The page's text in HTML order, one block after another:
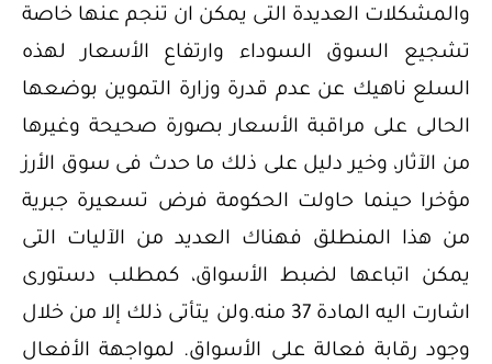
والمشكلات العديدة التى يمكن ان تنجم عنها خاصة
تشجيع السوق السوداء وارتفاع الأسعار لهذه
السلع ناهيك عن عدم قدرة وزارة التموين بوضعها
الحالى على مراقبة الأسعار بصورة صحيحة وغيرها
من الآثار، وخير دليل على ذلك ما حدث فى سوق الأرز
مؤخرا حينما حاولت الحكومة فرض تسعيرة جبرية
من هذا المنطلق فهناك العديد من الآليات التى
يمكن اتباعها لضبط الأسواق، كمطلب دستورى
اشارت اليه المادة 37 منه.ولن يتأتى ذلك إلا من خلال
وجود رقابة فعالة على الأسواق. لمواجهة الأفعال